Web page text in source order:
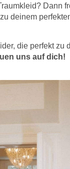
Dann
deinem
die perfekt
uns auf dich!